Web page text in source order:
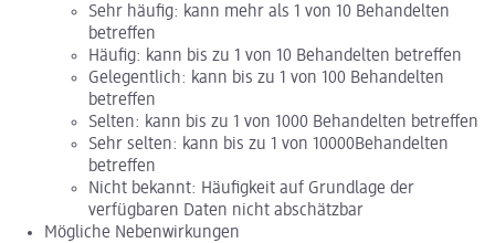
Sehr häufig: kann mehr als 1 von 10 Behandelten
betreffen
Häufig: kann bis zu 1 von 10 Behandelten betreffen
Gelegentlich: kann bis zu 1 von 100 Behandelten
betreffen
Selten: kann bis zu 1 von 1000 Behandelten betreffen
Sehr selten: kann bis zu 1 von 10000Behandelten
betreffen
Nicht bekannt: Häufigkeit auf Grundlage der
verfügbaren Daten nicht abschätzbar
Mögliche Nebenwirkungen